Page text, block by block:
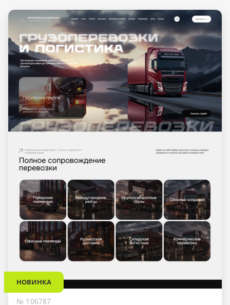
НОВИНКА
№ 106787